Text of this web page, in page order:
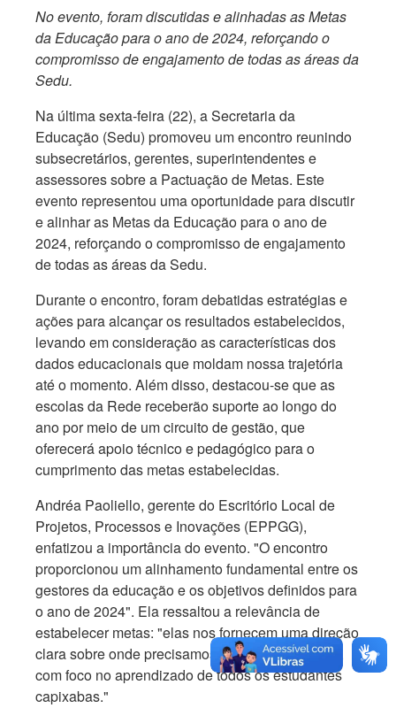
No evento, foram discutidas e alinhadas as Metas
da Educação para o ano de 2024, reforçando o
compromisso de engajamento de todas as áreas da
Sedu.
Na última sexta-feira (22), a Secretaria da
Educação (Sedu) promoveu um encontro reunindo
subsecretários, gerentes, superintendentes e
assessores sobre a Pactuação de Metas. Este
evento representou uma oportunidade para discutir
e alinhar as Metas da Educação para o ano de
2024, reforçando o compromisso de engajamento
de todas as áreas da Sedu.
Durante o encontro, foram debatidas estratégias e
ações para alcançar os resultados estabelecidos,
levando em consideração as características dos
dados educacionais que moldam nossa trajetória
até o momento. Além disso, destacou-se que as
escolas da Rede receberão suporte ao longo do
ano por meio de um circuito de gestão, que
oferecerá apoio técnico e pedagógico para o
cumprimento das metas estabelecidas.
Andréa Paoliello, gerente do Escritório Local de
Projetos, Processos e Inovações (EPPGG),
enfatizou a importância do evento. "O encontro
proporcionou um alinhamento fundamental entre os
gestores da educação e os objetivos definidos para
o ano de 2024". Ela ressaltou a relevância de
estabelecer metas: "elas nos fornecem uma direção
clara sobre onde precisamos e queremos chegar,
com foco no aprendizado de todos os estudantes
capixabas."